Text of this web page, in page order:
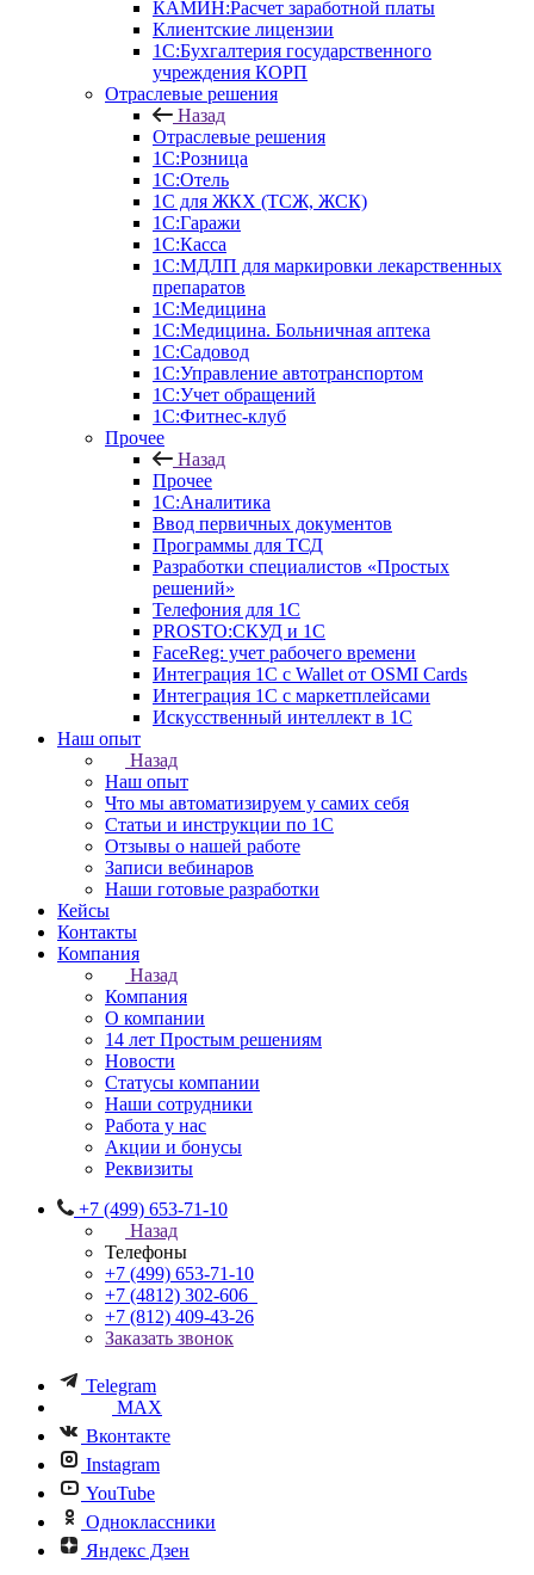
КАМИН:Расчет заработной платы
Клиентские лицензии
1С:Бухгалтерия государственного
учреждения КОРП
Отраслевые решения
Назад
Отраслевые решения
1С:Розница
1С:Отель
1С для ЖКХ (ТСЖ, ЖСК)
1С:Гаражи
1С:Касса
1С:МДЛП для маркировки лекарственных
препаратов
1С:Медицина
1С:Медицина. Больничная аптека
1С:Садовод
1С:Управление автотранспортом
1С:Учет обращений
1С:Фитнес-клуб
Прочее
Назад
Прочее
1С:Аналитика
Ввод первичных документов
Программы для ТСД
Разработки специалистов «Простых
решений»
Телефония для 1С
PROSTO:СКУД и 1С
FaceReg: учет рабочего времени
Интеграция 1С с Wallet от OSMI Cards
Интеграция 1С с маркетплейсами
Искусственный интеллект в 1С
Наш опыт
Назад
Наш опыт
Что мы автоматизируем у самих себя
Статьи и инструкции по 1С
Отзывы о нашей работе
Записи вебинаров
Наши готовые разработки
Кейсы
Контакты
Компания
Назад
Компания
О компании
14 лет Простым решениям
Новости
Статусы компании
Наши сотрудники
Работа у нас
Акции и бонусы
Реквизиты
+7 (499) 653-71-10
Назад
Телефоны
+7 (499) 653-71-10
+7 (4812) 302-606
+7 (812) 409-43-26
Заказать звонок
Telegram
MAX
Вконтакте
Instagram
YouTube
Одноклассники
Яндекс Дзен